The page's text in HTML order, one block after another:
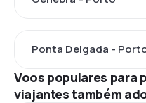
Ponta Delgada -
Voos populares para
viajantes também